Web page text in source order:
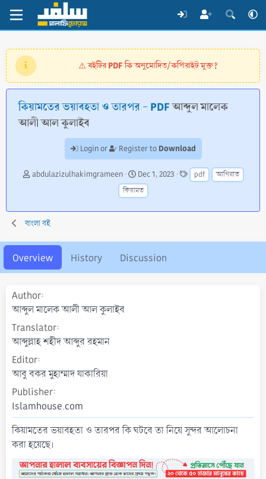
⚠️বইটির PDF কি অনুমোদিত/কপিরাইট মুক্ত?
কিয়ামতের ভয়াবহতা ও তারপর - PDFআব্দুল মালেক
আলী আল কুলাইব
Login or Register to Download
A
r
abdulazizulhakimgrameen
C
r
e
o
d
a
Dec 1, 2023
T
a
pdf
আখিরাত
কিয়ামত
বাংলা বই
Overview History Discussion
Author
আব্দুল মালেক আলী আল কুলাইব
Translator
আব্দুল্লাহ শহীদ আব্দুর রহমান
Editor
আবু বকর মুহাম্মাদ যাকারিয়া
Publisher
Islamhouse.com
কিয়ামতের ভয়াবহতা ও তারপর কি ঘটবে তা নিয়ে সুন্দর আলোচনা
করা হয়েছে।